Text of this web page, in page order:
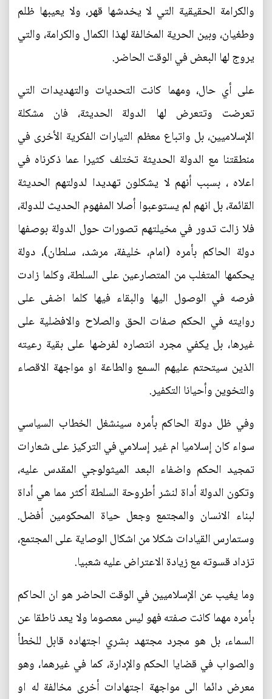
والكرامة الحقيقية التي لا يخدشها قهر، ولا يعيبها ظلم
وطغيان، وبين الحرية المخالفة لهذا الكمال والكرامة، والتي
يروج لها البعض في الوقت الحاضر.
على أي حال، ومهما كانت التحديات والتهديدات التي
تعرضت وتتعرض لها الدولة الحديثة، فان مشكلة
الإسلاميين، بل واتباع معظم التيارات الفكرية الأخرى في
منطقتنا مع الدولة الحديثة تختلف كثيرا عما ذكرناه في
اعلاه ، بسبب أنهم لا يشكلون تهديدا لدولتهم الحديثة
القائمة، بل انهم لم يستوعبوا أصلا المفهوم الحديث للدولة،
فلا زالت تدور في مخيلتهم تصورات حول الدولة بوصفها
دولة الحاكم بأمره (امام، خليفة، مرشد، سلطان)، دولة
يحكمها المتغلب من المتصارعين على السلطة، وكلما زادت
فرصه في الوصول اليها والبقاء فيها كلما اضفى على
روايته في الحكم صفات الحق والصلاح والافضلية على
غيرها، بل يكفي مجرد انتصاره لفرضها على بقية رعيته
الذين سيتحتم عليهم السمع والطاعة او مواجهة الاقصاء
والتخوين وأحيانا التكفير.
وفي ظل دولة الحاكم بأمره سينشغل الخطاب السياسي
سواء كان إسلاميا ام غير إسلامي في التركيز على شعارات
تمجيد الحكم واضفاء البعد الميثولوجي المقدس عليه،
وتكون الدولة أداة لنشر أطروحة السلطة أكثر مما هي أداة
لبناء الانسان والمجتمع وجعل حياة المحكومين أفضل.
وستمارس القيادات شكلا من اشكال الوصاية على المجتمع،
تزداد قسوته مع زيادة الاعتراض عليه شعبيا.
وما يغيب عن الإسلاميين في الوقت الحاضر هو ان الحاكم
بأمره مهما كانت صفته فهو ليس معصوما ولا يعد ناطقا عن
السماء، بل هو مجرد مجتهد بشري اجتهاده قابل للخطأ
والصواب في قضايا الحكم والإدارة، كما في غيرهما، وهو
معرض دائما الى مواجهة اجتهادات أخرى مخالفة له او